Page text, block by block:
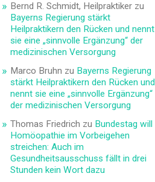
Bernd R. Schmidt, Heilpraktiker zu
Bayerns Regierung stärkt
Heilpraktikern den Rücken und nennt
sie eine „sinnvolle Ergänzung“ der
medizinischen Versorgung
Marco Bruhn zu Bayerns Regierung
stärkt Heilpraktikern den Rücken und
nennt sie eine „sinnvolle Ergänzung“
der medizinischen Versorgung
Thomas Friedrich zu Bundestag will
Homöopathie im Vorbeigehen
streichen: Auch im
Gesundheitsausschuss fällt in drei
Stunden kein Wort dazu